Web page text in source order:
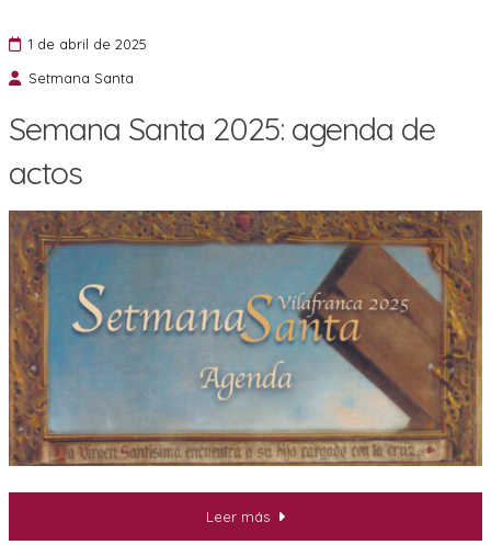
1 de abril de 2025
Setmana Santa
Semana Santa 2025: agenda de
actos
Leer más